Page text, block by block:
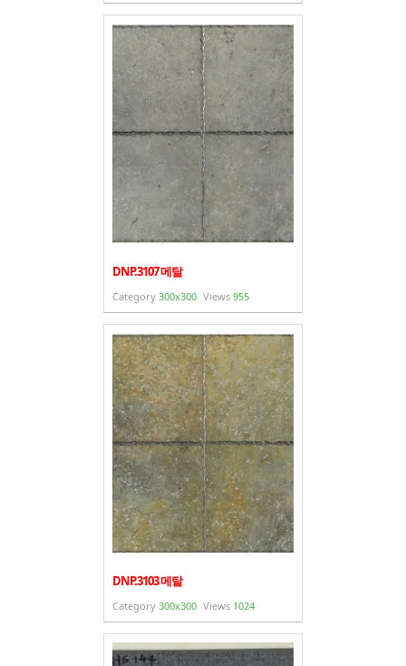
DNP.3107 메탈
Category 300x300 Views 955
DNP.3103 메탈
Category 300x300 Views 1024